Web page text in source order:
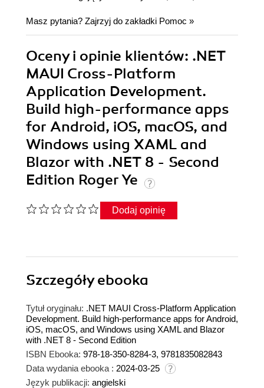
Masz pytania? Zajrzyj do zakładki Pomoc »
Oceny i opinie klientów: .NET
MAUI Cross-Platform
Application Development.
Build high-performance apps
for Android, iOS, macOS, and
Windows using XAML and
Blazor with .NET 8 - Second
Edition Roger Ye
Dodaj opinię
Szczegółyebooka
Tytuł oryginału: .NET MAUI Cross-Platform Application
Development. Build high-performance apps for Android,
iOS, macOS, and Windows using XAML and Blazor
with .NET 8 - Second Edition
ISBN Ebooka: 978-18-350-8284-3, 9781835082843
Data wydania ebooka : 2024-03-25
Język publikacji: angielski